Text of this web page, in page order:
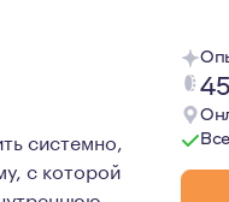
системно,
с которой